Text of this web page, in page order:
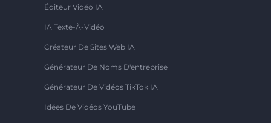
Éditeur Vidéo IA
IA Texte-À-Vidéo
Créateur De Sites Web IA
Générateur De Noms D'entreprise
Générateur De Vidéos TikTok IA
Idées De Vidéos YouTube